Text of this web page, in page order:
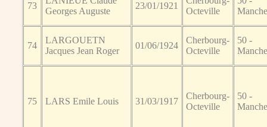
73
Georges Auguste
23/01/1921
Octeville
Manche
74
LARGOUETN
Jacques Jean Roger
01/06/1924
Cherbourg-
Octeville
50 -
Manche
75 LARS Emile Louis 31/03/1917
Cherbourg-
Octeville
50 -
Manche